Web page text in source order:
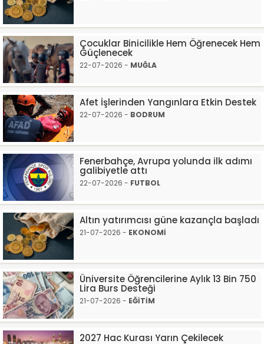
Çocuklar Binicilikle Hem Öğrenecek Hem
Güçlenecek
22-07-2026 - MUĞLA
Afet İşlerinden Yangınlara Etkin Destek
22-07-2026 - BODRUM
Fenerbahçe, Avrupa yolunda ilk adımı
galibiyetle attı
22-07-2026 - FUTBOL
Altın yatırımcısı güne kazançla başladı
21-07-2026 - EKONOMİ
Üniversite Öğrencilerine Aylık 13 Bin 750
Lira Burs Desteği
21-07-2026 - EĞİTİM
2027 Hac Kurası Yarın Çekilecek